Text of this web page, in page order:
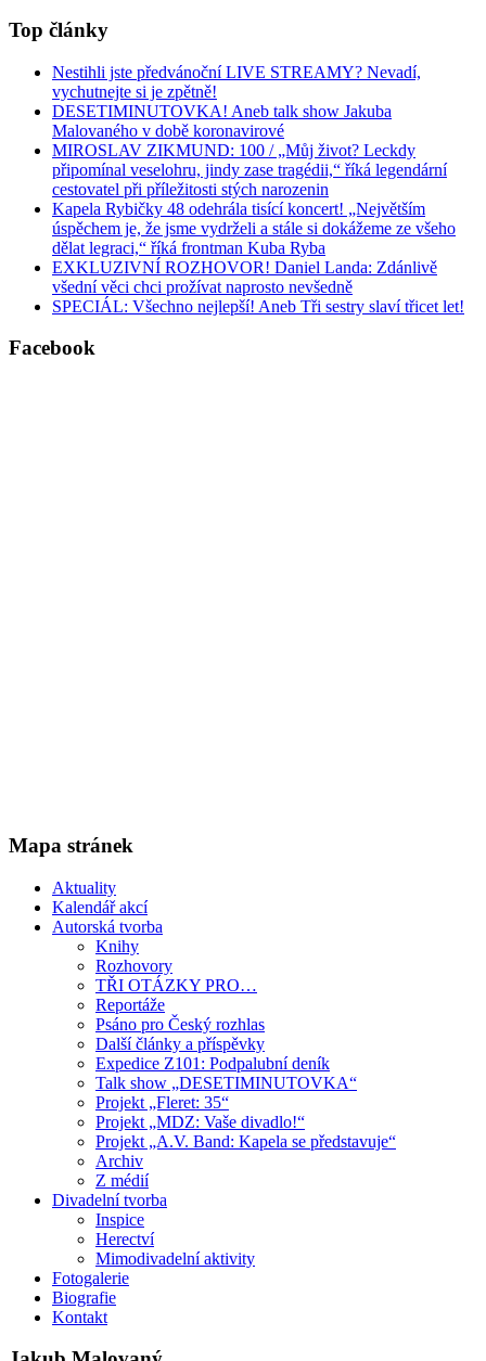
Top články
Nestihli jste předvánoční LIVE STREAMY? Nevadí,
vychutnejte si je zpětně!
DESETIMINUTOVKA! Aneb talk show Jakuba
Malovaného v době koronavirové
MIROSLAV ZIKMUND: 100 / „Můj život? Leckdy
připomínal veselohru, jindy zase tragédii,“ říká legendární
cestovatel při příležitosti stých narozenin
Kapela Rybičky 48 odehrála tisící koncert! „Největším
úspěchem je, že jsme vydrželi a stále si dokážeme ze všeho
dělat legraci,“ říká frontman Kuba Ryba
EXKLUZIVNÍ ROZHOVOR! Daniel Landa: Zdánlivě
všední věci chci prožívat naprosto nevšedně
SPECIÁL: Všechno nejlepší! Aneb Tři sestry slaví třicet let!
Facebook
Mapa stránek
Aktuality
Kalendář akcí
Autorská tvorba
Knihy
Rozhovory
TŘI OTÁZKY PRO…
Reportáže
Psáno pro Český rozhlas
Další články a příspěvky
Expedice Z101: Podpalubní deník
Talk show „DESETIMINUTOVKA“
Projekt „Fleret: 35“
Projekt „MDZ: Vaše divadlo!“
Projekt „A.V. Band: Kapela se představuje“
Archiv
Z médií
Divadelní tvorba
Inspice
Herectví
Mimodivadelní aktivity
Fotogalerie
Biografie
Kontakt